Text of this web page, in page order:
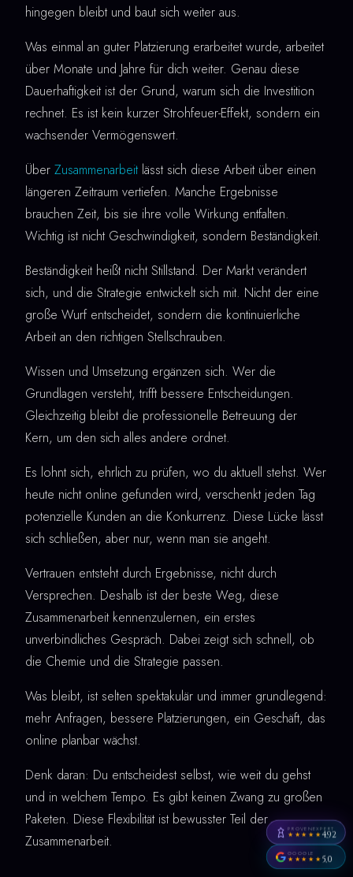
hingegen bleibt und baut sich weiter aus.
Was einmal an guter Platzierung erarbeitet wurde, arbeitet
über Monate und Jahre für dich weiter. Genau diese
Dauerhaftigkeit ist der Grund, warum sich die Investition
rechnet. Es ist kein kurzer Strohfeuer-Effekt, sondern ein
wachsender Vermögenswert.
Über Zusammenarbeit lässt sich diese Arbeit über einen
längeren Zeitraum vertiefen. Manche Ergebnisse
brauchen Zeit, bis sie ihre volle Wirkung entfalten.
Wichtig ist nicht Geschwindigkeit, sondern Beständigkeit.
Beständigkeit heißt nicht Stillstand. Der Markt verändert
sich, und die Strategie entwickelt sich mit. Nicht der eine
große Wurf entscheidet, sondern die kontinuierliche
Arbeit an den richtigen Stellschrauben.
Wissen und Umsetzung ergänzen sich. Wer die
Grundlagen versteht, trifft bessere Entscheidungen.
Gleichzeitig bleibt die professionelle Betreuung der
Kern, um den sich alles andere ordnet.
Es lohnt sich, ehrlich zu prüfen, wo du aktuell stehst. Wer
heute nicht online gefunden wird, verschenkt jeden Tag
potenzielle Kunden an die Konkurrenz. Diese Lücke lässt
sich schließen, aber nur, wenn man sie angeht.
Vertrauen entsteht durch Ergebnisse, nicht durch
Versprechen. Deshalb ist der beste Weg, diese
Zusammenarbeit kennenzulernen, ein erstes
unverbindliches Gespräch. Dabei zeigt sich schnell, ob
die Chemie und die Strategie passen.
Was bleibt, ist selten spektakulär und immer grundlegend:
mehr Anfragen, bessere Platzierungen, ein Geschäft, das
online planbar wächst.
Denk daran: Du entscheidest selbst, wie weit du gehst
und in welchem Tempo. Es gibt keinen Zwang zu großen
Paketen. Diese Flexibilität ist bewusster Teil der
Zusammenarbeit.
PROVENEXPERT
★★★★★4,92
GOOGLE
★★★★★5,0